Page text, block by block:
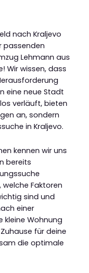
nach Kraljevo
passenden
Lehmann aus
Wir wissen, dass
eine neue Stadt
verläuft, bieten
an, sondern
in Kraljevo.
kennen wir uns
bereits
welche Faktoren
sind und
einer
kleine Wohnung
für deine
die optimale